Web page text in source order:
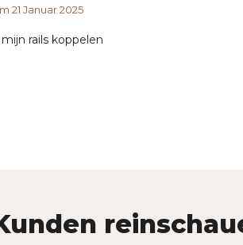
21 Januar 2025
rails koppelen